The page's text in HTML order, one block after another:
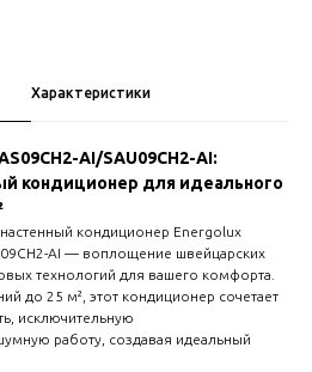
Характеристики
AI/SAU09CH2-AI:
кондиционер для идеального
кондиционер Energolux
AI — воплощение швейцарских
технологий для вашего комфорта.
до 25 м², этот кондиционер сочетает
исключительную
работу, создавая идеальный